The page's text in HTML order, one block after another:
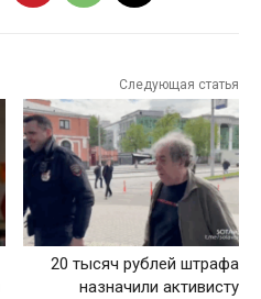
Следующая статья
20 тысяч рублей штрафа
назначили активисту